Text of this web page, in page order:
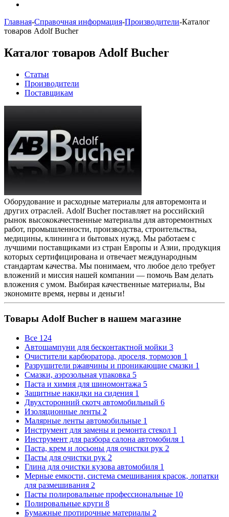
Главная-Справочная информация-Производители-Каталог
товаров Adolf Bucher
Каталог товаров Adolf Bucher
Статьи
Производители
Поставщикам
Оборудование и расходные материалы для авторемонта и
других отраслей. Adolf Bucher поставляет на российский
рынок высококачественные материалы для авторемонтных
работ, промышленности, производства, строительства,
медицины, клининга и бытовых нужд. Мы работаем с
лучшими поставщиками из стран Европы и Азии, продукция
которых сертифицирована и отвечает международным
стандартам качества. Мы понимаем, что любое дело требует
вложений и миссия нашей компании — помочь Вам делать
вложения с умом. Выбирая качественные материалы, Вы
экономите время, нервы и деньги!
Товары Adolf Bucher в нашем магазине
Все 124
Автошампуни для бесконтактной мойки 3
Очистители карбюратора, дроселя, тормозов 1
Разрушители ржавчины и проникающие смазки 1
Смазки, аэрозольная упаковка 5
Паста и химия для шиномонтажа 5
Защитные накидки на сидения 1
Двухсторонний скотч автомобильный 6
Изоляционные ленты 2
Малярные ленты автомобильные 1
Инструмент для замены и ремонта стекол 1
Инструмент для разбора салона автомобиля 1
Паста, крем и лосьоны для очистки рук 2
Пасты для очистки рук 2
Глина для очистки кузова автомобиля 1
Мерные емкости, система смешивания красок, лопатки
для размешивания 2
Пасты полировальные профессиональные 10
Полировальные круги 8
Бумажные протирочные материалы 2